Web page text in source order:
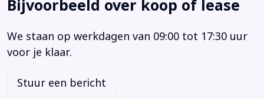
Centrale vergrendeling met afstandsbediening
Derde remlicht
Elektrische ramen voor
Extra verhoogd H3
Bijvoorbeeld over koop of lease
We staan op werkdagen van 09:00 tot 17:30 uur
voor je klaar.
Stuur een bericht